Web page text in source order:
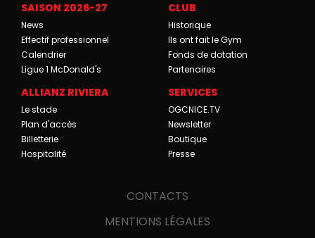
SAISON 2026-27
News
Effectif professionnel
Calendrier
Ligue 1 McDonald's
CLUB
Historique
Ils ont fait le Gym
Fonds de dotation
Partenaires
ALLIANZ RIVIERA
Le stade
Plan d'accès
Billetterie
Hospitalité
SERVICES
OGCNICE.TV
Newsletter
Boutique
Presse
CONTACTS
MENTIONS LÉGALES